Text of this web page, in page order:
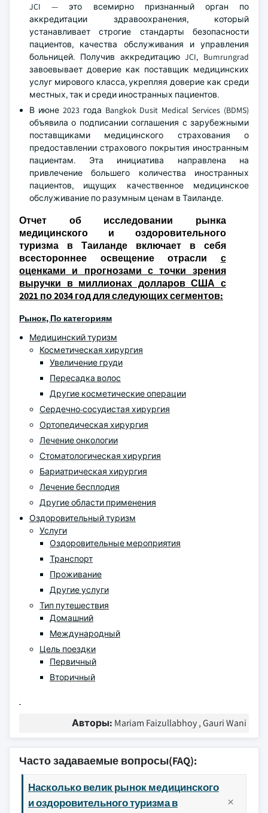
JCI — это всемирно признанный орган по
аккредитации здравоохранения, который
устанавливает строгие стандарты безопасности
пациентов, качества обслуживания и управления
больницей. Получив аккредитацию JCI, Bumrungrad
завоевывает доверие как поставщик медицинских
услуг мирового класса, укрепляя доверие как среди
местных, так и среди иностранных пациентов.
В июне 2023 года Bangkok Dusit Medical Services (BDMS)
объявила о подписании соглашения с зарубежными
поставщиками медицинского страхования о
предоставлении страхового покрытия иностранным
пациентам. Эта инициатива направлена на
привлечение большего количества иностранных
пациентов, ищущих качественное медицинское
обслуживание по разумным ценам в Таиланде.
Отчет об исследовании рынка
медицинского и оздоровительного
туризма в Таиланде включает в себя
всестороннее освещение отрасли с
оценками и прогнозами с точки зрения
выручки в миллионах долларов США с
2021 по 2034 год для следующих сегментов:
Рынок, По категориям
Медицинский туризм
Косметическая хирургия
Увеличение груди
Пересадка волос
Другие косметические операции
Сердечно-сосудистая хирургия
Ортопедическая хирургия
Лечение онкологии
Стоматологическая хирургия
Бариатрическая хирургия
Лечение бесплодия
Другие области применения
Оздоровительный туризм
Услуги
Оздоровительные мероприятия
Транспорт
Проживание
Другие услуги
Тип путешествия
Домашний
Международный
Цель поездки
Первичный
Вторичный
Авторы: Mariam Faizullabhoy , Gauri Wani
Часто задаваемые вопросы(FAQ):
Насколько велик рынок медицинского
и оздоровительного туризма в